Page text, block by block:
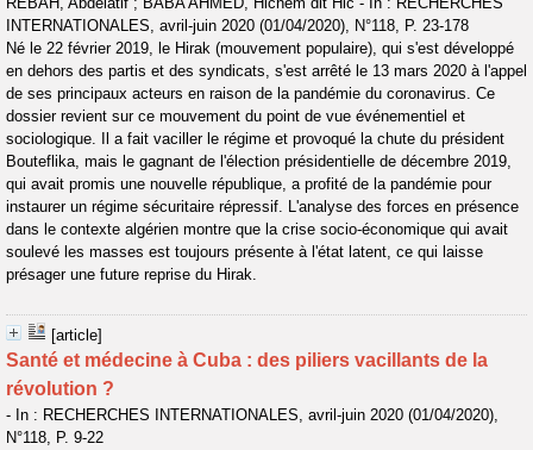
INTERNATIONALES, avril-juin 2020 (01/04/2020), N°118, P. 23-178
Né le 22 février 2019, le Hirak (mouvement populaire), qui s'est développé
en dehors des partis et des syndicats, s'est arrêté le 13 mars 2020 à l'appel
de ses principaux acteurs en raison de la pandémie du coronavirus. Ce
dossier revient sur ce mouvement du point de vue événementiel et
sociologique. Il a fait vaciller le régime et provoqué la chute du président
Bouteflika, mais le gagnant de l'élection présidentielle de décembre 2019,
qui avait promis une nouvelle république, a profité de la pandémie pour
instaurer un régime sécuritaire répressif. L'analyse des forces en présence
dans le contexte algérien montre que la crise socio-économique qui avait
soulevé les masses est toujours présente à l'état latent, ce qui laisse
présager une future reprise du Hirak.
[article]
Santé et médecine à Cuba : des piliers vacillants de la
révolution ?
- In : RECHERCHES INTERNATIONALES, avril-juin 2020 (01/04/2020),
N°118, P. 9-22